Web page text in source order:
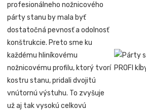
profesionálneho nožnicového
párty stanu by mala byť
dostatočná pevnosť a odolnosť
konštrukcie. Preto sme ku
každému hliníkovému
nožnicovému profilu, ktorý tvorí
kostru stanu, pridali dvojitú
vnútornú výstuhu. To zvyšuje
už aj tak vysokú celkovú